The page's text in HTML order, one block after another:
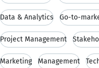
Data & Analytics Go-to-
Project Management
Marketing Management